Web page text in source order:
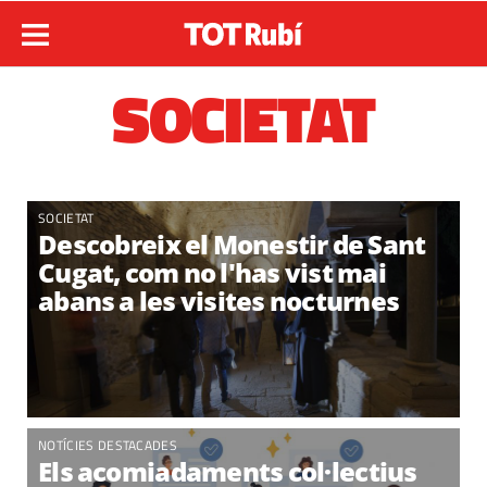
SOCIETAT
SOCIETAT
Descobreix el Monestir de Sant
Cugat, com no l'has vist mai
abans a les visites nocturnes
NOTÍCIES DESTACADES
Els acomiadaments col·lectius